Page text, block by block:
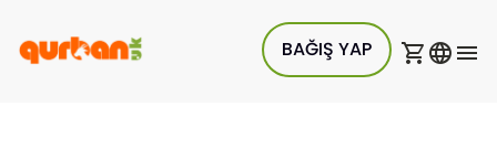
BAĞIŞ YAP